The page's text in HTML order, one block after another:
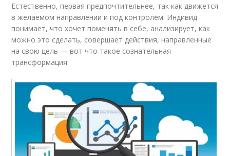
Естественно, первая предпочтительнее, так как движется
в желаемом направлении и под контролем. Индивид
понимает, что хочет поменять в себе, анализирует, как
можно это сделать, совершает действия, направленные
на свою цель — вот что такое сознательная
трансформация.